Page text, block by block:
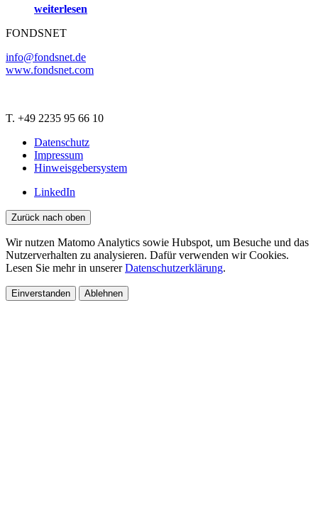
weiterlesen
FONDSNET
info@fondsnet.de
www.fondsnet.com
T. +49 2235 95 66 10
Datenschutz
Impressum
Hinweisgebersystem
LinkedIn
Zurück nach oben
Wir nutzen Matomo Analytics sowie Hubspot, um Besuche und das
Nutzerverhalten zu analysieren. Dafür verwenden wir Cookies.
Lesen Sie mehr in unsererDatenschutzerklärung.
Einverstanden Ablehnen